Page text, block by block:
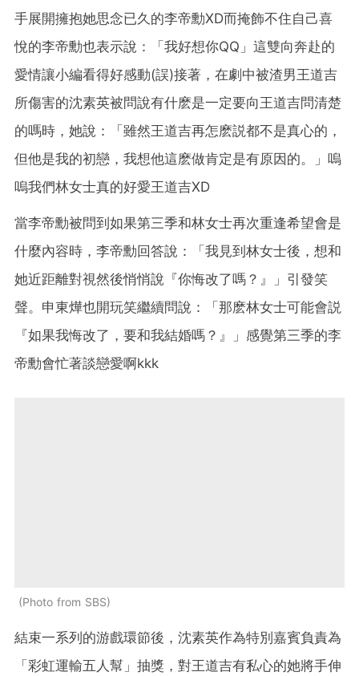
手展開擁抱她思念已久的李帝勳XD而掩飾不住自己喜
悅的李帝勳也表示說：「我好想你QQ」這雙向奔赴的
愛情讓小編看得好感動(誤)接著，在劇中被渣男王道吉
所傷害的沈素英被問說有什麽是一定要向王道吉問清楚
的嗎時，她說：「雖然王道吉再怎麽説都不是真心的，
但他是我的初戀，我想他這麽做肯定是有原因的。」嗚
嗚我們林女士真的好愛王道吉XD
當李帝勳被問到如果第三季和林女士再次重逢希望會是
什麼內容時，李帝勳回答說：「我見到林女士後，想和
她近距離對視然後悄悄說『你悔改了嗎？』」引發笑
聲。申東燁也開玩笑繼續問說：「那麽林女士可能會説
『如果我悔改了，要和我結婚嗎？』」感覺第三季的李
帝勳會忙著談戀愛啊kkk
Photo from SBS
結束一系列的游戲環節後，沈素英作為特別嘉賓負責為
「彩虹運輸五人幫」抽獎，對王道吉有私心的她將手伸